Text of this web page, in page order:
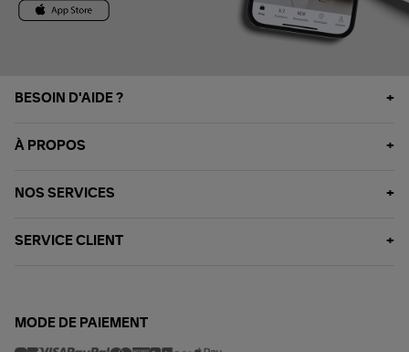
BESOIN D'AIDE ?
À PROPOS
NOS SERVICES
SERVICE CLIENT
MODE DE PAIEMENT